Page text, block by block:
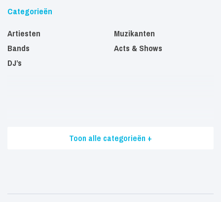
Categorieën
Artiesten
Bands
DJ’s
Muzikanten
Acts & Shows
Toon alle categorieën +